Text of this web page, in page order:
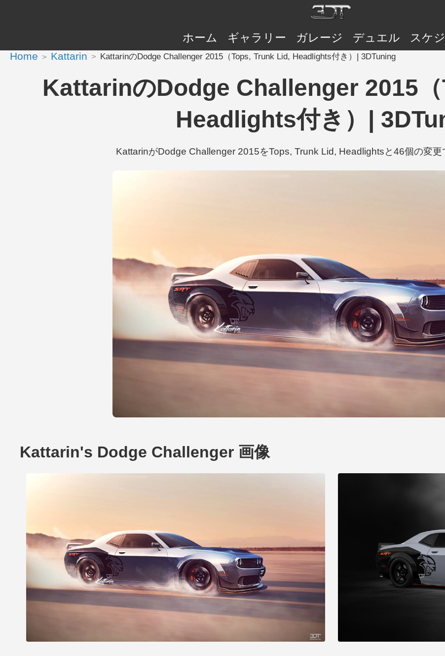
ホーム ギャラリー ガレージ デュエル スケ
Home Kattarin KattarinのDodge Challenger 2015（Tops, Trunk Lid, Headlights付き）| 3DTuning
KattarinのDodge Challenger 2015
Headlights付き）|
KattarinがDodge Challenger 2015をTops, Trunk Lid, Headlightsと46個の変
Kattarin's Dodge Challenger 画像